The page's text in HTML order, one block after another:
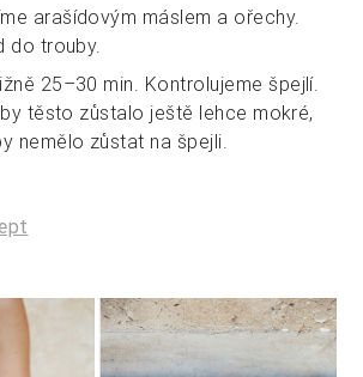
arašídovým máslem a ořechy.
do trouby.
25–30 min. Kontrolujeme špejlí.
těsto zůstalo ještě lehce mokré,
nemělo zůstat na špejli.